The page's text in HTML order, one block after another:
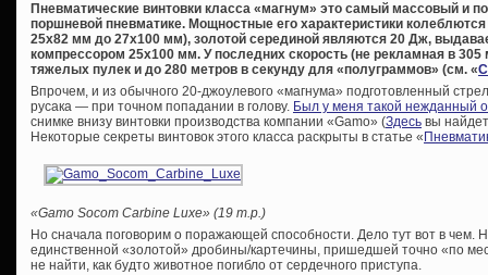
Пневматические винтовки класса «магнум» это самый массовый и
поршневой пневматике. Мощностные его характеристики
25х82 мм до 27х100 мм), золотой серединой являются 20 Дж,
компрессором 25х100 мм. У последних скорость (не рекламная в
тяжелых пулек и до 280 метров в секунду для «полуграммов» (см. «
Впрочем, и из обычного 20-джоулевого «магнума» подготовленный
русака — при точном попадании в голову. Был у меня такой нежданный
снимке внизу винтовки производства компании «Gamo» (Здесь вы
Некоторые секреты винтовок этого класса раскрыты в статье «
«Gamo Socom Carbine Luxe» (19 т.р.)
Но сначала поговорим о поражающей способности. Дело тут вот в чем.
единственной «золотой» дробины/картечины, пришедшей точно «по
не найти, как будто животное погибло от сердечного приступа.